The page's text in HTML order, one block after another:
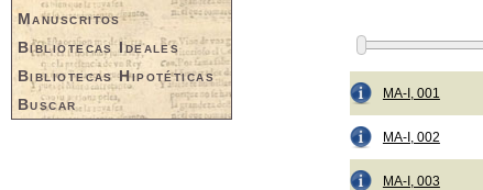
Manuscritos
Bibliotecas Ideales
Bibliotecas Hipotéticas
Buscar
MA-I, 001
MA-I, 002
MA-I, 003